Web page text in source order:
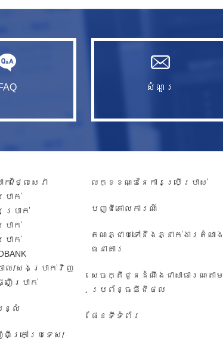
សំណួរ​
/ថ្លៃសេវា​
ាក់​
រប្រាក់
រាក់
រាក់
ចោល/សងប្រាក់វិញ
ើប្រាក់
ន្លំ
ពីក្រៅប្រទេស/
លក្ខខណ្ឌនៃការប្រើប្រាស់
បញ្ជី​គោលការណ៍
តណភ្ជាប់ទៅនឹងភ្នាក់ងារតំណាង
ធនាគារ
សេចក្តីជូនដំណឹង​ជា​សាធារណៈ​តាម​
ប្រព័ន្ធ​ឌីជីថល
ផែនទីទំព័រ